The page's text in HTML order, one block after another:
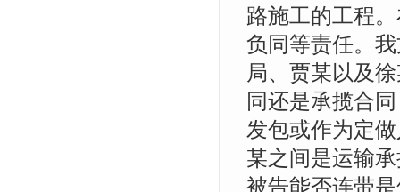
路施工的工程
负同等责任。
局、贾某以及
同还是承揽合
发包或作为定
某之间是运输
被告能否连带